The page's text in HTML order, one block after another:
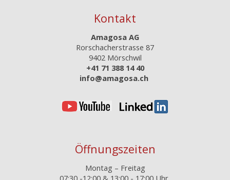
Kontakt
Amagosa AG
Rorschacherstrasse 87
9402 Mörschwil
+41 71 388 14 40
info@amagosa.ch
Öffnungszeiten
Montag – Freitag
07:30 -12:00 & 13:00 - 17:00 Uhr